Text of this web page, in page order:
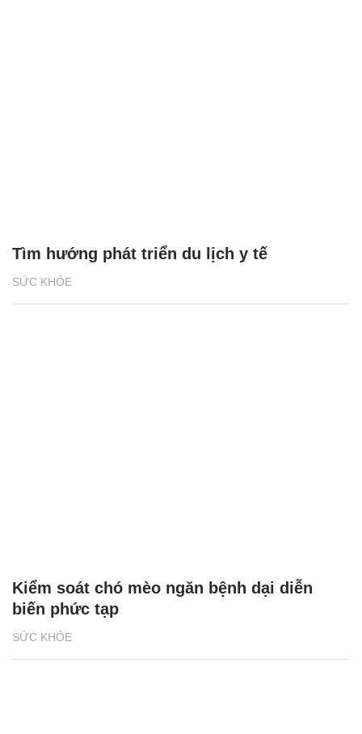
SỨC KHỎE
Tìm hướng phát triển du lịch y tế
SỨC KHỎE
Kiểm soát chó mèo ngăn bệnh dại diễn
biến phức tạp